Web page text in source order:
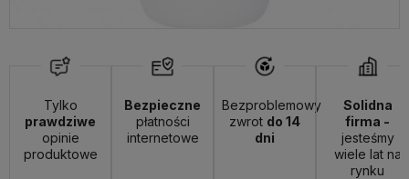
Tylko
prawdziwe
opinie
produktowe
Bezpieczne
płatności
internetowe
Bezproblemowy
zwrot do 14
dni
Solidna
firma -
jesteśmy
wiele lat na
rynku